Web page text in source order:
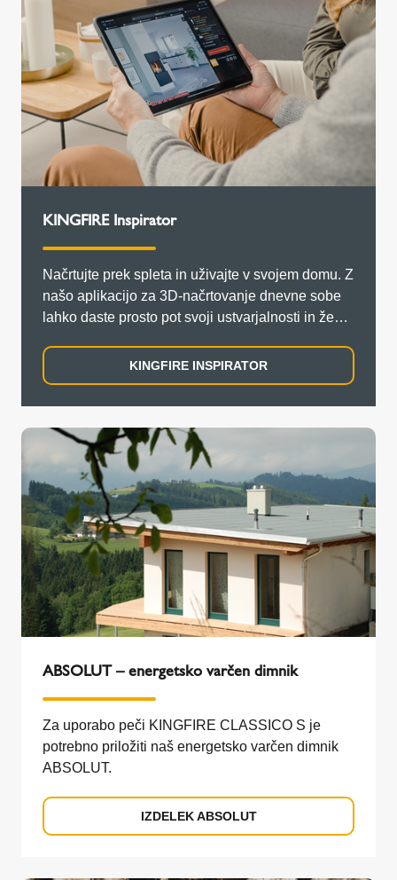
KINGFIRE Inspirator
Načrtujte prek spleta in uživajte v svojem domu. Z
našo aplikacijo za 3D-načrtovanje dnevne sobe
lahko daste prosto pot svoji ustvarjalnosti in že
KINGFIRE INSPIRATOR
ABSOLUT – energetsko varčen dimnik
Za uporabo peči KINGFIRE CLASSICO S je
potrebno priložiti naš energetsko varčen dimnik
ABSOLUT.
IZDELEK ABSOLUT